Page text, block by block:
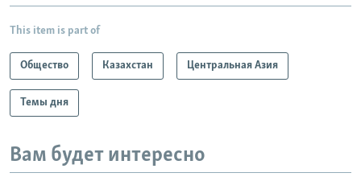
This item is part of
Общество Казахстан Центральная Азия
Темы дня
Вам будет интересно